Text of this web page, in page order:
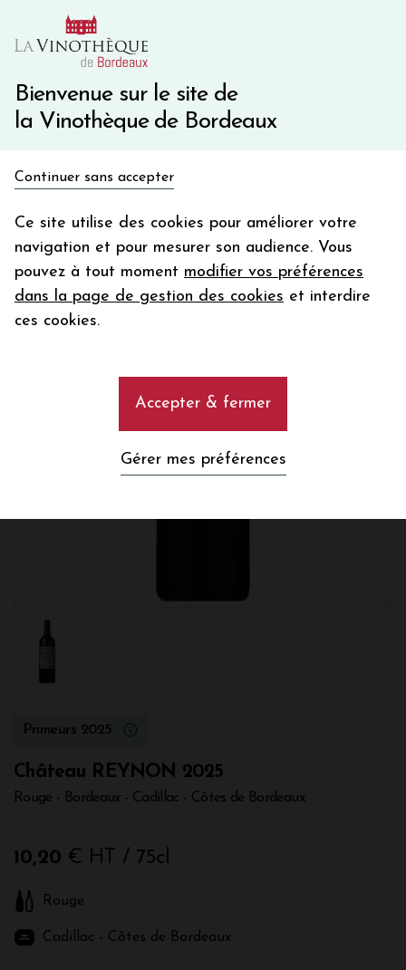
Bienvenue sur le site de
la Vinothèque de Bordeaux
Continuer sans accepter
Ce site utilise des cookies pour améliorer votre
navigation et pour mesurer son audience. Vous
pouvez à tout moment modifier vos préférences
dans la page de gestion des cookies et interdire
ces cookies.
Accepter & fermer
Gérer mes préférences
10€ de remise immédiate sur votre première commande
Une question ?
Primeurs 2025
Château REYNON 2025
Rouge - Bordeaux - Cadillac - Côtes de Bordeaux
10,20 € HT / 75cl
Rouge
Cadillac - Côtes de Bordeaux
en bon d'achat
Votre
email
En m’abonnant, j’accepte de recevoir la newsletter de la